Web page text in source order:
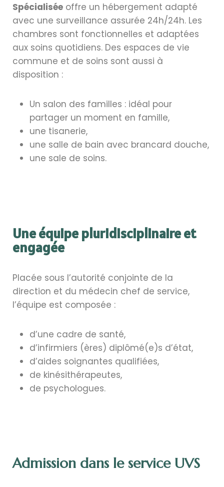
Spécialisée offre un hébergement adapté
avec une surveillance assurée 24h/24h. Les
chambres sont fonctionnelles et adaptées
aux soins quotidiens. Des espaces de vie
commune et de soins sont aussi à
disposition :
Un salon des familles : idéal pour
partager un moment en famille,
une tisanerie,
une salle de bain avec brancard douche,
une sale de soins.
Une équipe pluridisciplinaire et
engagée
Placée sous l’autorité conjointe de la
direction et du médecin chef de service,
l’équipe est composée :
d’une cadre de santé,
d’infirmiers (ères) diplômé(e)s d’état,
d’aides soignantes qualifiées,
de kinésithérapeutes,
de psychologues.
Admission dans le service UVS